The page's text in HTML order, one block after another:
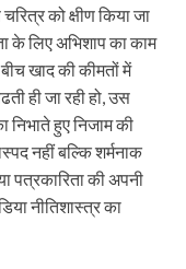
को क्षीण किया जा
के लिए अभिशाप का काम
खाद की कीमतों में
ही जा रही हो, उस
निभाते हुए निजाम की
नहीं बल्कि शर्मनाक
पत्रकारिता की अपनी
नीतिशास्त्र का